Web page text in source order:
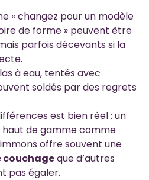
« changez pour un modèle
de forme » peuvent être
parfois décevants si la
à eau, tentés avec
soldés par des regrets
est bien réel : un
de gamme comme
offre souvent une
couchageque d’autres
pas égaler.